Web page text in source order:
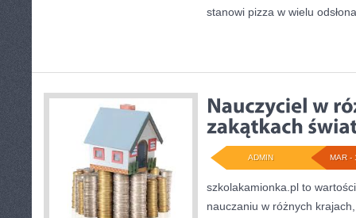
stanowi pizza w wielu
MAR -
ADMIN
szkolakamionka.pl to
nauczaniu w różnych